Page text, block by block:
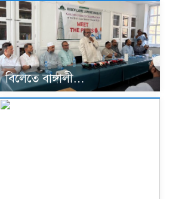
বিলেতে বাঙ্গালী…